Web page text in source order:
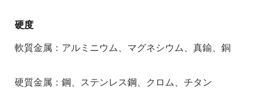
硬度
軟質金属：アルミニウム、マグネシウム、真鍮、銅
硬質金属：鋼、ステンレス鋼、クロム、チタン